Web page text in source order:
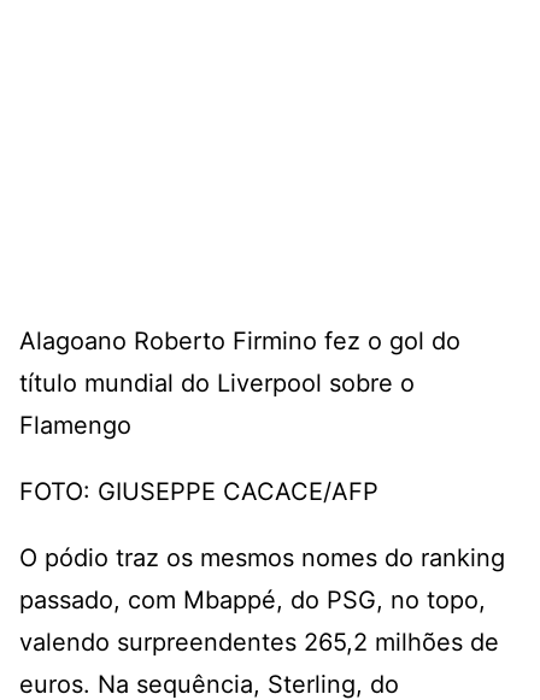
Alagoano Roberto Firmino fez o gol do
título mundial do Liverpool sobre o
Flamengo
FOTO: GIUSEPPE CACACE/AFP
O pódio traz os mesmos nomes do ranking
passado, com Mbappé, do PSG, no topo,
valendo surpreendentes 265,2 milhões de
euros. Na sequência, Sterling, do